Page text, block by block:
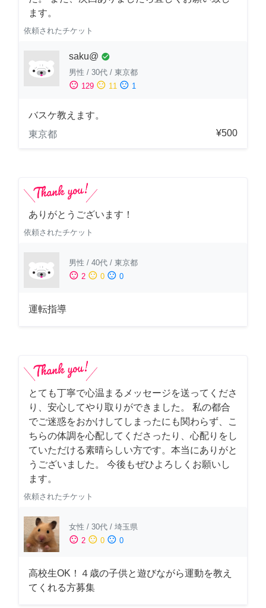
ます。
依頼されたチケット
saku@ check_circle
男性 / 30代 / 東京都
sentiment_satisfied 129 sentiment_neutral 11 sentiment_dissatisfied 1
バスケ教えます。
東京都
¥500
ありがとうございます！
依頼されたチケット
男性 / 40代 / 東京都
sentiment_satisfied 2 sentiment_neutral 0 sentiment_dissatisfied 0
運転指導
とても丁寧で心温まるメッセージを送ってくださ
り、安心してやり取りができました。 私の都合
でご迷惑をおかけしてしまったにも関わらず、こ
ちらの体調を心配してくださったり、心配りをし
ていただける素晴らしい方です。本当にありがと
うございました。 今後もぜひよろしくお願いし
ます。
依頼されたチケット
女性 / 30代 / 埼玉県
sentiment_satisfied 2 sentiment_neutral 0 sentiment_dissatisfied 0
高校生OK！４歳の子供と遊びながら運動を教え
てくれる方募集